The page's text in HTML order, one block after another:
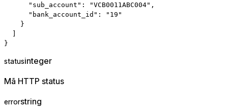
"sub_account" : "VCB0011ABC004" ,
"bank_account_id" :
"19"
}
}
statusinteger
Mã HTTP status
errorstring